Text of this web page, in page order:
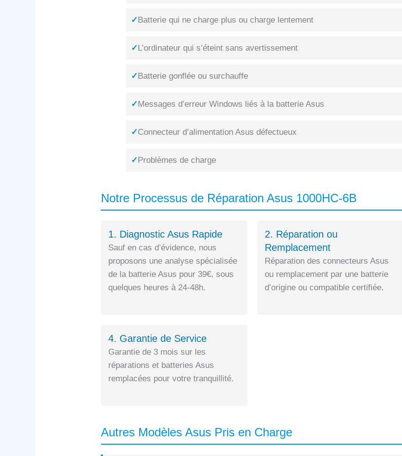
✓Batterie qui ne charge plus ou charge lentement
✓L’ordinateur qui s’éteint sans avertissement
✓Batterie gonflée ou surchauffe
✓Messages d’erreur Windows liés à la batterie Asus
✓Connecteur d’alimentation Asus défectueux
✓Problèmes de charge
Notre Processus de Réparation Asus 1000HC-6B
1. Diagnostic Asus Rapide
Sauf en cas d’évidence, nous
proposons une analyse spécialisée
de la batterie Asus pour 39€, sous
quelques heures à 24-48h.
2. Réparation ou
Remplacement
Réparation des connecteurs Asus
ou remplacement par une batterie
d’origine ou compatible certifiée.
4. Garantie de Service
Garantie de 3 mois sur les
réparations et batteries Asus
remplacées pour votre tranquillité.
Autres Modèles Asus Pris en Charge